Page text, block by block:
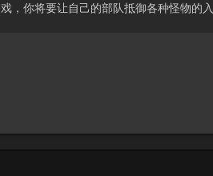
后让主角冒险、工作或是学习从而提升主角
戏，你将要让自己的部队抵御各种怪物的入